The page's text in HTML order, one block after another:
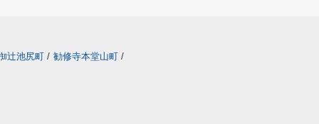
辻池尻町 / 勧修寺本堂山町 /